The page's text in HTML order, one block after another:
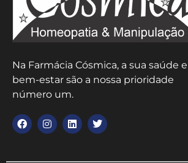
Na Farmácia Cósmica, a sua saúde e
bem-estar são a nossa prioridade
número um.